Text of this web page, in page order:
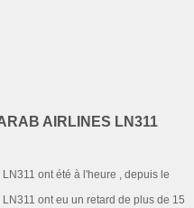
AIRLINES LN311
ont été à l'heure , depuis le
ont eu un retard de plus de 15